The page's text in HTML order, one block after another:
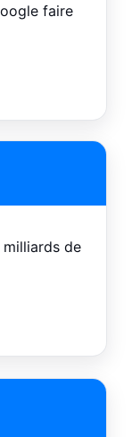
faire
milliards de